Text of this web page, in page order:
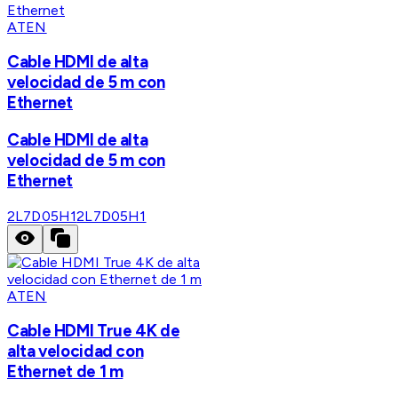
ATEN
Cable HDMI de alta
velocidad de 5 m con
Ethernet
Cable HDMI de alta
velocidad de 5 m con
Ethernet
2L7D05H12L7D05H1
ATEN
Cable HDMI True 4K de
alta velocidad con
Ethernet de 1 m